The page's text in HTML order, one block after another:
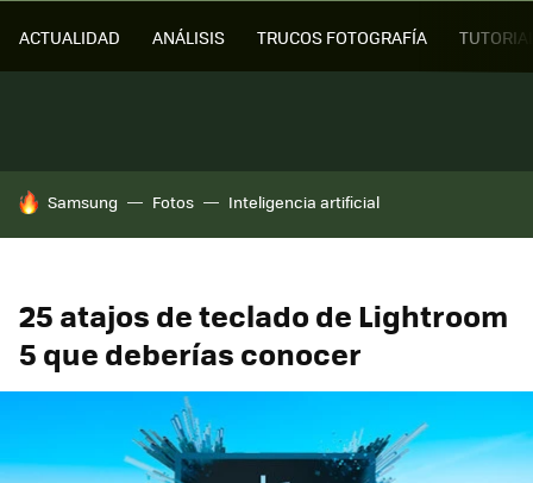
ACTUALIDAD ANÁLISIS TRUCOS FOTOGRAFÍA
HOY SE HABLA DE
Samsung Fotos Inteligencia artificial
25 atajos de teclado de Lightroom
5 que deberías conocer